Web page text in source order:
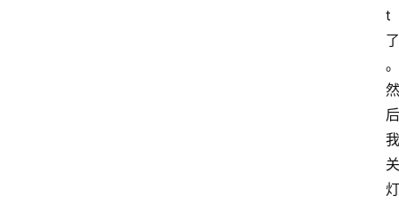
t
了
。
然
后
我
关
灯